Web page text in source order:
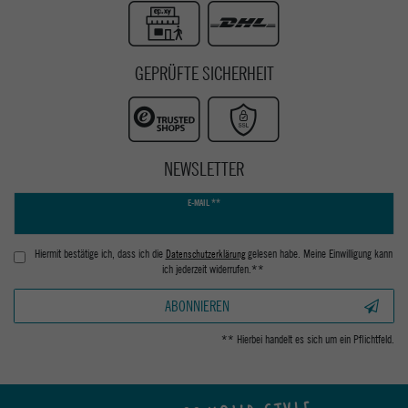
GEPRÜFTE SICHERHEIT
NEWSLETTER
E-MAIL **
Hiermit bestätige ich, dass ich die Daten­schutz­erklärunggelesen habe. Meine Einwilligung kann
ich jederzeit widerrufen.**
ABONNIEREN
** Hierbei handelt es sich um ein Pflichtfeld.